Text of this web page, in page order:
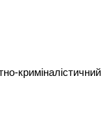
криміналістичний